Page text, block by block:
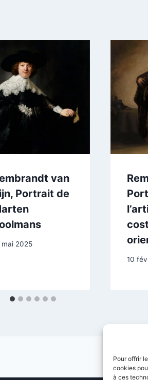
Pour offrir
cookies
à ces
van
Portrait de
mai 2025
10